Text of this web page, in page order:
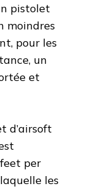
pistolet
moindres
pour les
un
et
d’airsoft
per
les